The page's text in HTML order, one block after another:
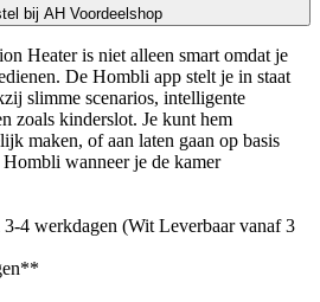
bij AH Voordeelshop
Heater is niet alleen smart omdat je
De Hombli app stelt je in staat
slimme scenarios, intelligente
zoals kinderslot. Je kunt hem
maken, of aan laten gaan op basis
wanneer je de kamer
4 werkdagen (Wit Leverbaar vanaf 3